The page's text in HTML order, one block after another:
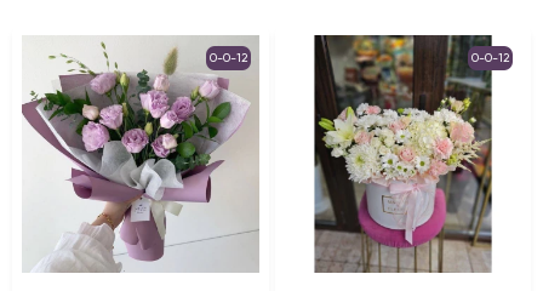
0-0-12 0-0-12